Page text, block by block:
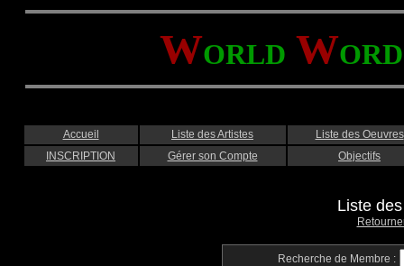
WORLD WORD
Accueil Liste des Artistes
Liste des Oeuvres
INSCRIPTION
Gérer son Compte Objectifs
Liste
Recherche de Membre :